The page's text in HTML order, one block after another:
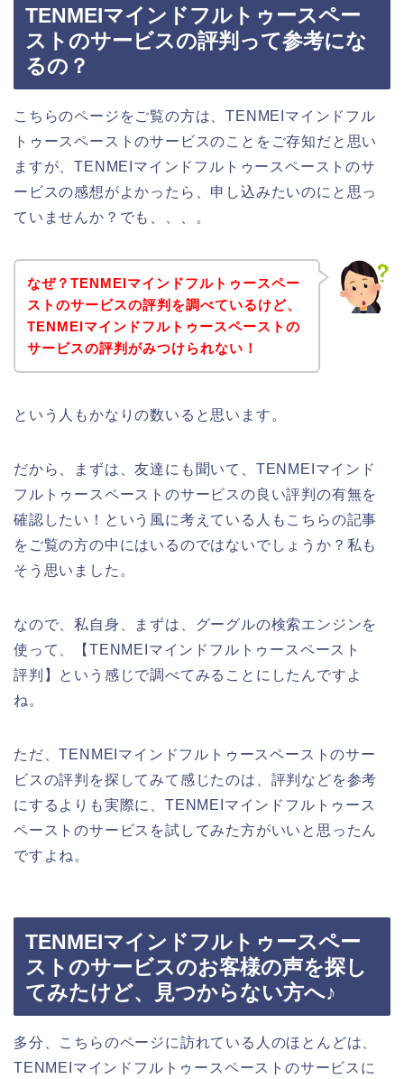
TENMEIマインドフルトゥースペー
ストのサービスの評判って参考にな
るの？
こちらのページをご覧の方は、TENMEIマインドフル
トゥースペーストのサービスのことをご存知だと思い
ますが、TENMEIマインドフルトゥースペーストのサ
ービスの感想がよかったら、申し込みたいのにと思っ
ていませんか？でも、、、。
なぜ？TENMEIマインドフルトゥースペー
ストのサービスの評判を調べているけど、
TENMEIマインドフルトゥースペーストの
サービスの評判がみつけられない！
という人もかなりの数いると思います。
だから、まずは、友達にも聞いて、TENMEIマインド
フルトゥースペーストのサービスの良い評判の有無を
確認したい！という風に考えている人もこちらの記事
をご覧の方の中にはいるのではないでしょうか？私も
そう思いました。
なので、私自身、まずは、グーグルの検索エンジンを
使って、【TENMEIマインドフルトゥースペースト
評判】という感じで調べてみることにしたんですよ
ね。
ただ、TENMEIマインドフルトゥースペーストのサー
ビスの評判を探してみて感じたのは、評判などを参考
にするよりも実際に、TENMEIマインドフルトゥース
ペーストのサービスを試してみた方がいいと思ったん
ですよね。
TENMEIマインドフルトゥースペー
ストのサービスのお客様の声を探し
てみたけど、見つからない方へ♪
多分、こちらのページに訪れている人のほとんどは、
TENMEIマインドフルトゥースペーストのサービスに